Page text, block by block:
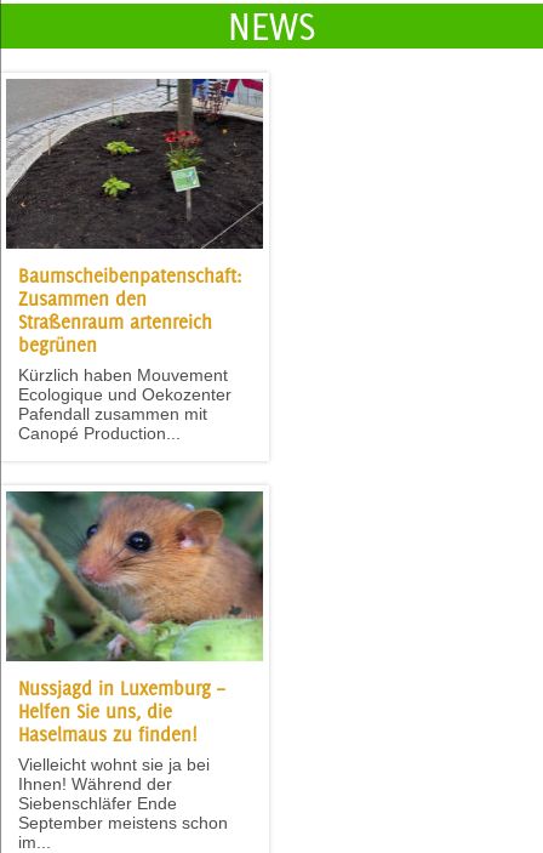
NEWS
Baumscheibenpatenschaft:
Zusammen den
Straßenraum artenreich
begrünen
Kürzlich haben Mouvement
Ecologique und Oekozenter
Pafendall zusammen mit
Canopé Production...
Nussjagd in Luxemburg –
Helfen Sie uns, die
Haselmaus zu finden!
Vielleicht wohnt sie ja bei
Ihnen! Während der
Siebenschläfer Ende
September meistens schon
im...